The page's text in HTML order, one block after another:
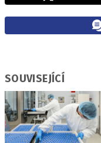
SOUVISEJÍCÍ